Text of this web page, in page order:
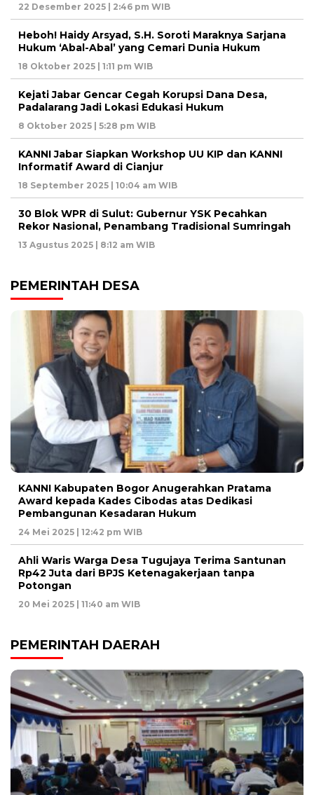
22 Desember 2025 | 2:46 pm WIB
Heboh! Haidy Arsyad, S.H. Soroti Maraknya Sarjana
Hukum ‘Abal-Abal’ yang Cemari Dunia Hukum
18 Oktober 2025 | 1:11 pm WIB
Kejati Jabar Gencar Cegah Korupsi Dana Desa,
Padalarang Jadi Lokasi Edukasi Hukum
8 Oktober 2025 | 5:28 pm WIB
KANNI Jabar Siapkan Workshop UU KIP dan KANNI
Informatif Award di Cianjur
18 September 2025 | 10:04 am WIB
30 Blok WPR di Sulut: Gubernur YSK Pecahkan
Rekor Nasional, Penambang Tradisional Sumringah
13 Agustus 2025 | 8:12 am WIB
PEMERINTAH DESA
KANNI Kabupaten Bogor Anugerahkan Pratama
Award kepada Kades Cibodas atas Dedikasi
Pembangunan Kesadaran Hukum
24 Mei 2025 | 12:42 pm WIB
Ahli Waris Warga Desa Tugujaya Terima Santunan
Rp42 Juta dari BPJS Ketenagakerjaan tanpa
Potongan
20 Mei 2025 | 11:40 am WIB
PEMERINTAH DAERAH